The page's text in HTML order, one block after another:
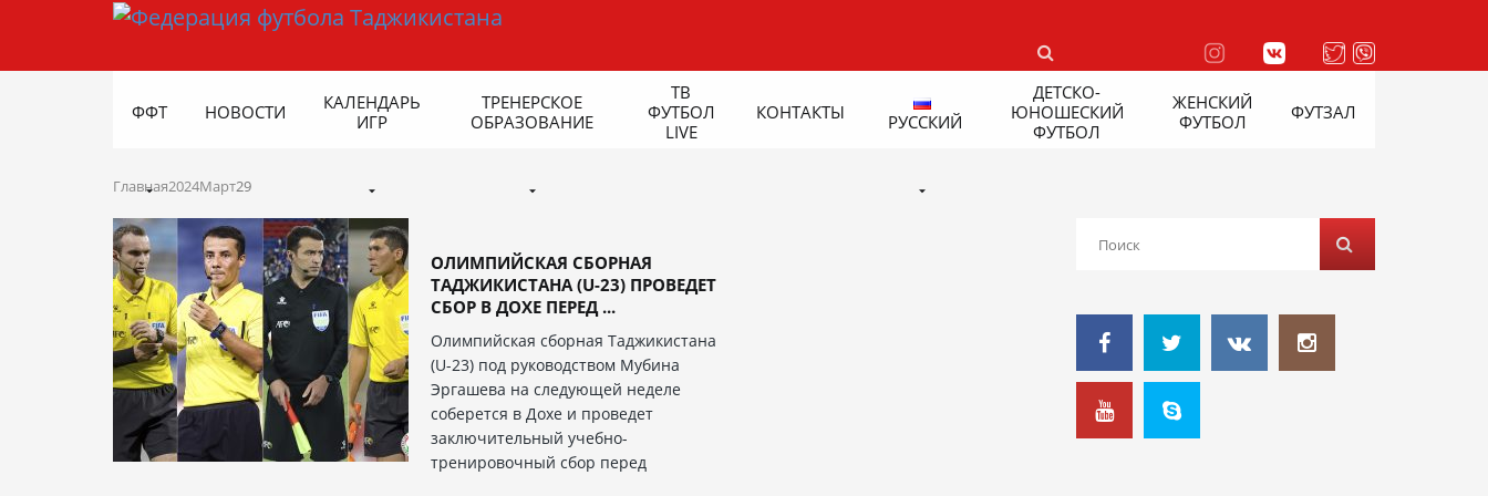
ФФТ НОВОСТИ
КАЛЕНДАРЬ
ИГР
ТРЕНЕРСКОЕ
ОБРАЗОВАНИЕ
ТВ
ФУТБОЛ
LIVE
КОНТАКТЫ РУССКИЙ
ДЕТСКО-
ЮНОШЕСКИЙ
ФУТБОЛ
ЖЕНСКИЙ
ФУТБОЛ
ФУТЗАЛ
Главная2024Март29
ОЛИМПИЙСКАЯ СБОРНАЯ
ТАДЖИКИСТАНА (U-23) ПРОВЕДЕТ
СБОР В ДОХЕ ПЕРЕД ...
Олимпийская сборная Таджикистана
(U-23) под руководством Мубина
Эргашева на следующей неделе
соберется в Дохе и проведет
заключительный учебно-
тренировочный сбор перед